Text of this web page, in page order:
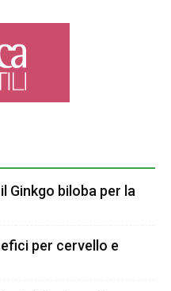
Ginkgo biloba per la
per cervello e